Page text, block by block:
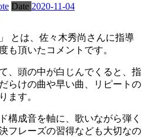
Date 2020-11-04
とは、佐々木秀尚さんに指導
も頂いたコメントです。
、頭の中が白じんでくると、指
らけの曲や早い曲、リピートの
ます。
構成音を軸に、歌いながら弾く
フレーズの習得なども大切なの